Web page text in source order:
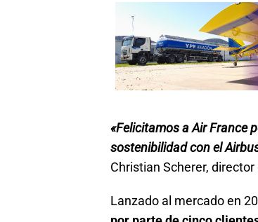
«Felicitamos a Air France
sostenibilidad con el
Christian Scherer,
Lanzado al mercado en